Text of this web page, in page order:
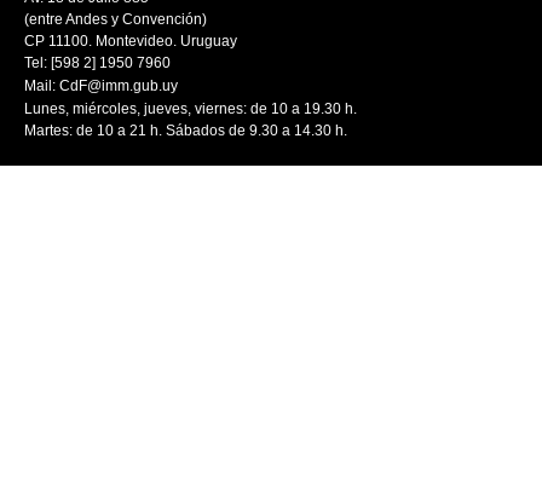
(entre Andes y Convención)
CP 11100. Montevideo. Uruguay
Tel: [598 2] 1950 7960
Mail: CdF@imm.gub.uy
Lunes, miércoles, jueves, viernes: de 10 a 19.30 h.
Martes: de 10 a 21 h. Sábados de 9.30 a 14.30 h.